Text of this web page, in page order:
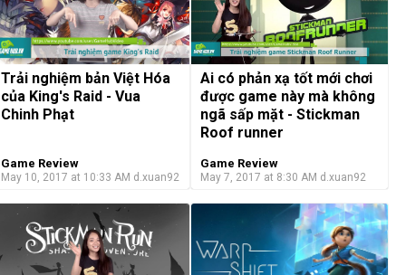
Trải nghiệm bản Việt Hóa
của King's Raid - Vua
Chinh Phạt
Game Review
May 10, 2017 at 10:33 AM d.xuan92
Ai có phản xạ tốt mới chơi
được game này mà không
ngã sấp mặt - Stickman
Roof runner
Game Review
May 7, 2017 at 8:30 AM d.xuan92